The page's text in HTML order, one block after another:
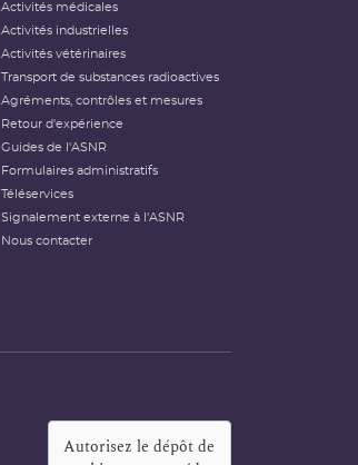
Activités médicales
Activités industrielles
Activités vétérinaires
Transport de substances radioactives
Agréments, contrôles et mesures
Retour d'expérience
Guides de l'ASNR
Formulaires administratifs
Téléservices
Signalement externe à l'ASNR
Nous contacter
Autorisez le dépôt de